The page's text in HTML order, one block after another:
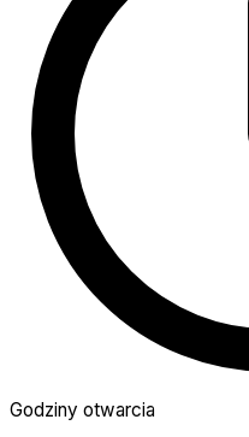
Godziny otwarcia